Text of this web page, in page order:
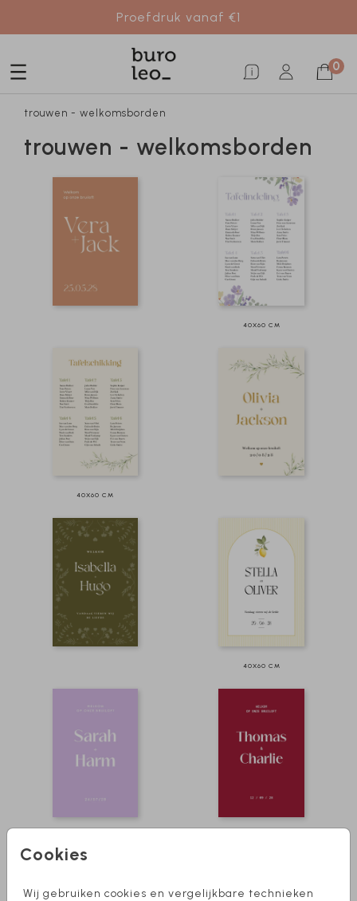
Proefdruk vanaf €1
0
Cookies
Wij gebruiken cookies en vergelijkbare technieken
trouwen - welkomsborden
trouwen - welkomsborden
40X60 CM
40X60 CM
40X60 CM